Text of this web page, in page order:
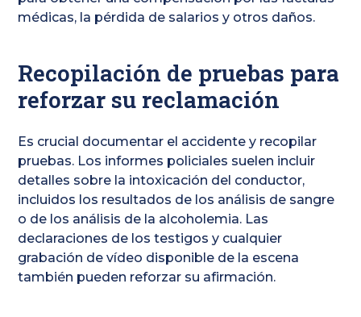
médicas, la pérdida de salarios y otros daños.
Recopilación de pruebas para
reforzar su reclamación
Es crucial documentar el accidente y recopilar
pruebas. Los informes policiales suelen incluir
detalles sobre la intoxicación del conductor,
incluidos los resultados de los análisis de sangre
o de los análisis de la alcoholemia. Las
declaraciones de los testigos y cualquier
grabación de vídeo disponible de la escena
también pueden reforzar su afirmación.